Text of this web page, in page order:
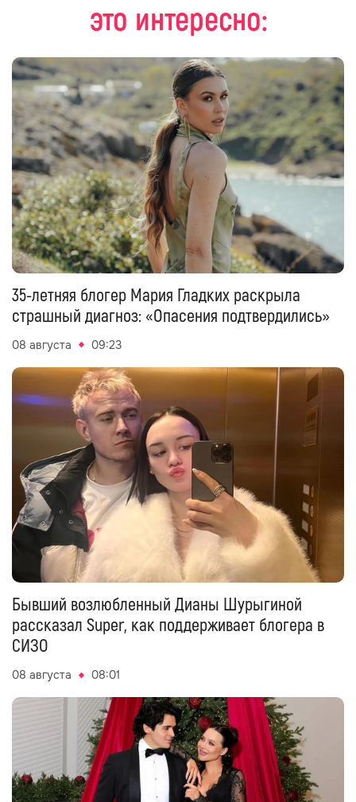
это интересно:
35-летняя блогер Мария Гладких раскрыла
страшный диагноз: «Опасения подтвердились»
08 августа 09:23
Бывший возлюбленный Дианы Шурыгиной
рассказал Super, как поддерживает блогера в
СИЗО
08 августа 08:01